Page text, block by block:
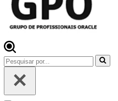
Pesquisar
por...